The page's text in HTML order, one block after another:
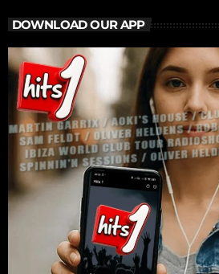
DOWNLOAD OUR APP